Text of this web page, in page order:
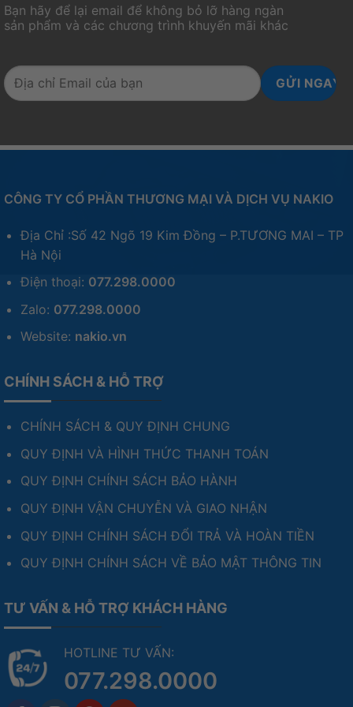
Ngoài ra, firmware cũng được cung cấp để người
firmware của bàn phím. Việc này giúp đảm bảo
rằng bàn phím luôn hoạt động ổn định và có thể hỗ
Thông số sản phẩm
Thương hiệu
Màu sắc
Thiết kế
Kết nối
USB Type-C to Type-A (dây có thể tháo
rời) hoặc không dây 2.4Ghz (sử dụng pin
AAA)
Kích thước
360 x 140 x 40mm
Trọng lượng
~ 0.95 kg
Bạn hãy để lại email để không bỏ lỡ hàng ngàn
sản phẩm và các chương trình khuyến mãi khác
CÔNG TY CỔ PHẦN THƯƠNG MẠI VÀ DỊCH VỤ NAKIO
Địa Chỉ :Số 42 Ngõ 19 Kim Đồng – P.TƯƠNG MAI – TP
Hà Nội
Điện thoại: 077.298.0000
Zalo: 077.298.0000
Website: nakio.vn
CHÍNH SÁCH & HỖ TRỢ
CHÍNH SÁCH & QUY ĐỊNH CHUNG
QUY ĐỊNH VÀ HÌNH THỨC THANH TOÁN
QUY ĐỊNH CHÍNH SÁCH BẢO HÀNH
QUY ĐỊNH VẬN CHUYỄN VÀ GIAO NHẬN
QUY ĐỊNH CHÍNH SÁCH ĐỔI TRẢ VÀ HOÀN TIỀN
QUY ĐỊNH CHÍNH SÁCH VỀ BẢO MẬT THÔNG TIN
TƯ VẤN & HỖ TRỢ KHÁCH HÀNG
HOTLINE TƯ VẤN:
077.298.0000